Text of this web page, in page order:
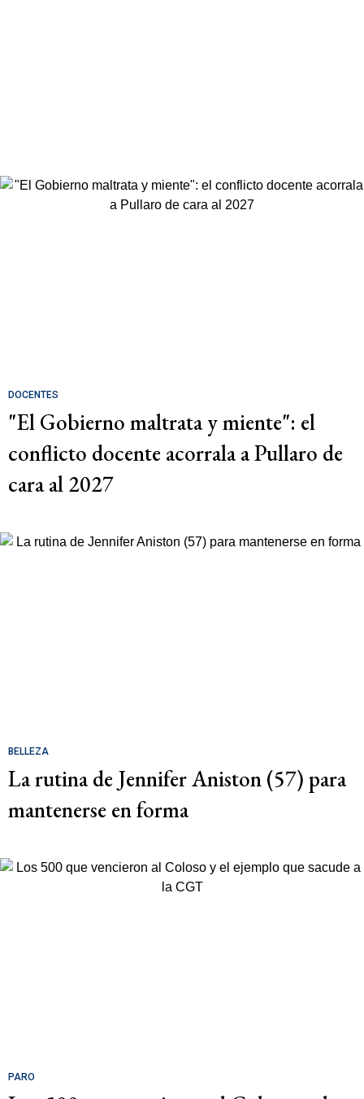
DOCENTES
"El Gobierno maltrata y miente": el
conflicto docente acorrala a Pullaro de
cara al 2027
BELLEZA
La rutina de Jennifer Aniston (57) para
mantenerse en forma
PARO